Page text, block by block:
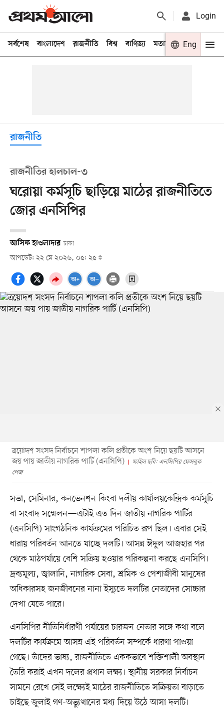
Login
সর্বশেষ বাংলাদেশ রাজনীতি বিশ্ব বাণিজ্য মতামত খেলা
Eng
রাজনীতি
রাজনীতির হালচাল-৩
ঘরোয়া কর্মসূচি ছাড়িয়ে মাঠের রাজনীতিতে
জোর এনসিপির
আসিফ হাওলাদার ঢাকা
আপডেট: ২২ মে ২০২৬, ০৫: ২৫
ত্রয়োদশ সংসদ নির্বাচনে শাপলা কলি প্রতীকে অংশ নিয়ে ছয়টি আসনে
জয় পায় জাতীয় নাগরিক পার্টি (এনসিপি)
ফাইল ছবি: এনসিপির ফেসবুক
পেজ
সভা, সেমিনার, কনভেনশন কিংবা দলীয় কার্যালয়কেন্দ্রিক কর্মসূচি
বা সংবাদ সম্মেলন—এটাই এত দিন জাতীয় নাগরিক পার্টির
(এনসিপি) সাংগঠনিক কার্যক্রমের পরিচিত রূপ ছিল। এবার সেই
ধারায় পরিবর্তন আনতে যাচ্ছে দলটি। আসন্ন ঈদুল আজহার পর
থেকে মাঠপর্যায়ে বেশি সক্রিয় হওয়ার পরিকল্পনা করছে এনসিপি।
দ্রব্যমূল্য, জ্বালানি, নাগরিক সেবা, শ্রমিক ও পেশাজীবী মানুষের
অধিকারসহ জনজীবনের নানা ইস্যুতে দলটির নেতাদের সোচ্চার
দেখা যেতে পারে।
এনসিপির নীতিনির্ধারণী পর্যায়ের চারজন নেতার সঙ্গে কথা বলে
দলটির কার্যক্রমে আসন্ন এই পরিবর্তন সম্পর্কে ধারণা পাওয়া
গেছে। তাঁদের ভাষ্য, রাজনীতিতে এককভাবে শক্তিশালী অবস্থান
তৈরি করাই এখন দলের প্রধান লক্ষ্য। স্থানীয় সরকার নির্বাচন
সামনে রেখে সেই লক্ষ্যেই মাঠের রাজনীতিতে সক্রিয়তা বাড়াতে
চাইছে জুলাই গণ-অভ্যুত্থানের মধ্য দিয়ে উঠে আসা দলটি।